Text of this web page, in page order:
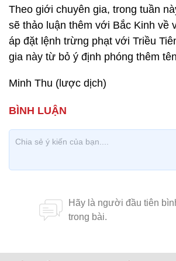
Theo giới chuyên gia, trong tuần
sẽ thảo luận thêm với Bắc Kinh về
áp đặt lệnh trừng phạt với Triều
gia này từ bỏ ý định phóng thêm
Minh Thu (lược dịch)